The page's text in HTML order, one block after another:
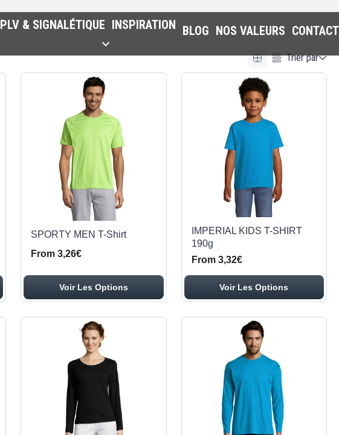
PLV & SIGNALÉTIQUE INSPIRATION BLOG NOS VALEURS CONTACT
Trier par
Alphabetical (A to Z)
Alphabetical (Z to A)
Prix (Ascendant)
Prix (Descendant)
Date (Newest First)
Date (Oldest First)
SPORTY MEN T-Shirt
From 3,26€
Voir Les Options
IMPERIAL KIDS T-SHIRT
190g
From 3,32€
Voir Les Options